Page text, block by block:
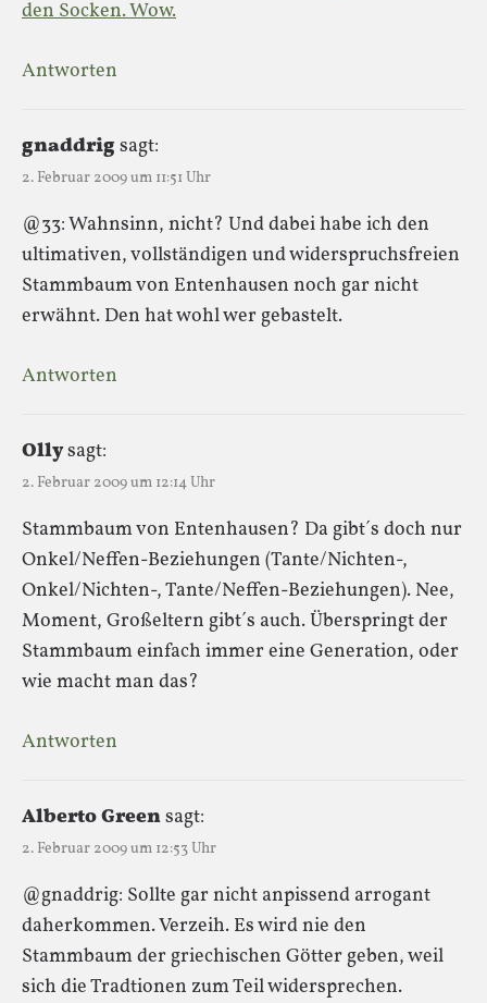
den Socken. Wow.
Antworten
gnaddrigsagt:
2. Februar 2009 um 11:51 Uhr
@33: Wahnsinn, nicht? Und dabei habe ich den
ultimativen, vollständigen und widerspruchsfreien
Stammbaum von Entenhausen noch gar nicht
erwähnt. Den hat wohl wer gebastelt.
Antworten
Ollysagt:
2. Februar 2009 um 12:14 Uhr
Stammbaum von Entenhausen? Da gibt´s doch nur
Onkel/Neffen-Beziehungen (Tante/Nichten-,
Onkel/Nichten-, Tante/Neffen-Beziehungen). Nee,
Moment, Großeltern gibt´s auch. Überspringt der
Stammbaum einfach immer eine Generation, oder
wie macht man das?
Antworten
Alberto Greensagt:
2. Februar 2009 um 12:53 Uhr
@gnaddrig: Sollte gar nicht anpissend arrogant
daherkommen. Verzeih. Es wird nie den
Stammbaum der griechischen Götter geben, weil
sich die Tradtionen zum Teil widersprechen.